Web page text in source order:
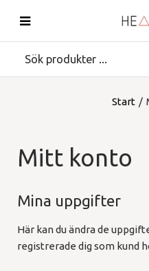
Start /
Mitt konto
Mina uppgifter
Här kan du ändra de
registrerade dig som kund